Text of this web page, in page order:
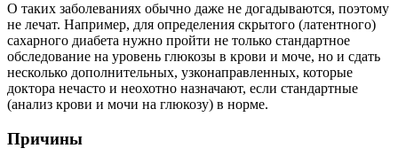
О таких заболеваниях обычно даже не догадываются, поэтому
не лечат. Например, для определения скрытого (латентного)
сахарного диабета нужно пройти не только стандартное
обследование на уровень глюкозы в крови и моче, но и сдать
несколько дополнительных, узконаправленных, которые
доктора нечасто и неохотно назначают, если стандартные
(анализ крови и мочи на глюкозу) в норме.
Причины